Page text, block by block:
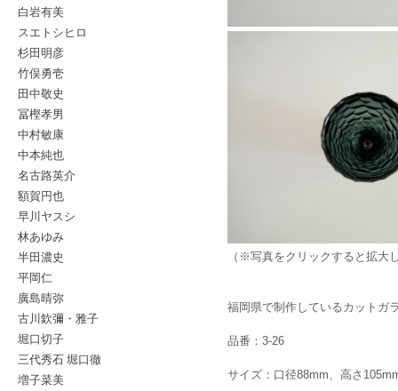
白岩有美
スエトシヒロ
杉田明彦
竹俣勇壱
田中敬史
冨樫孝男
中村敏康
中本純也
名古路英介
額賀円也
早川ヤスシ
林あゆみ
半田濃史
平岡仁
廣島晴弥
古川欽彌・雅子
堀口切子
三代秀石 堀口徹
増子菜美
（※写真をクリックすると拡大
福岡県で制作しているカットガ
品番：3-26
サイズ：口径88mm、高さ